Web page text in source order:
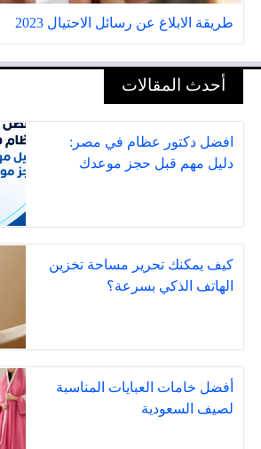
طريقة الابلاغ عن رسائل الاحتيال 2023
أحدث المقالات
افضل دكتور عظام في مصر:
دليل مهم قبل حجز موعدك
كيف يمكنك تحرير مساحة تخزين
الهاتف الذكي بسرعة؟
أفضل خامات العبايات المناسبة
لصيف السعودية